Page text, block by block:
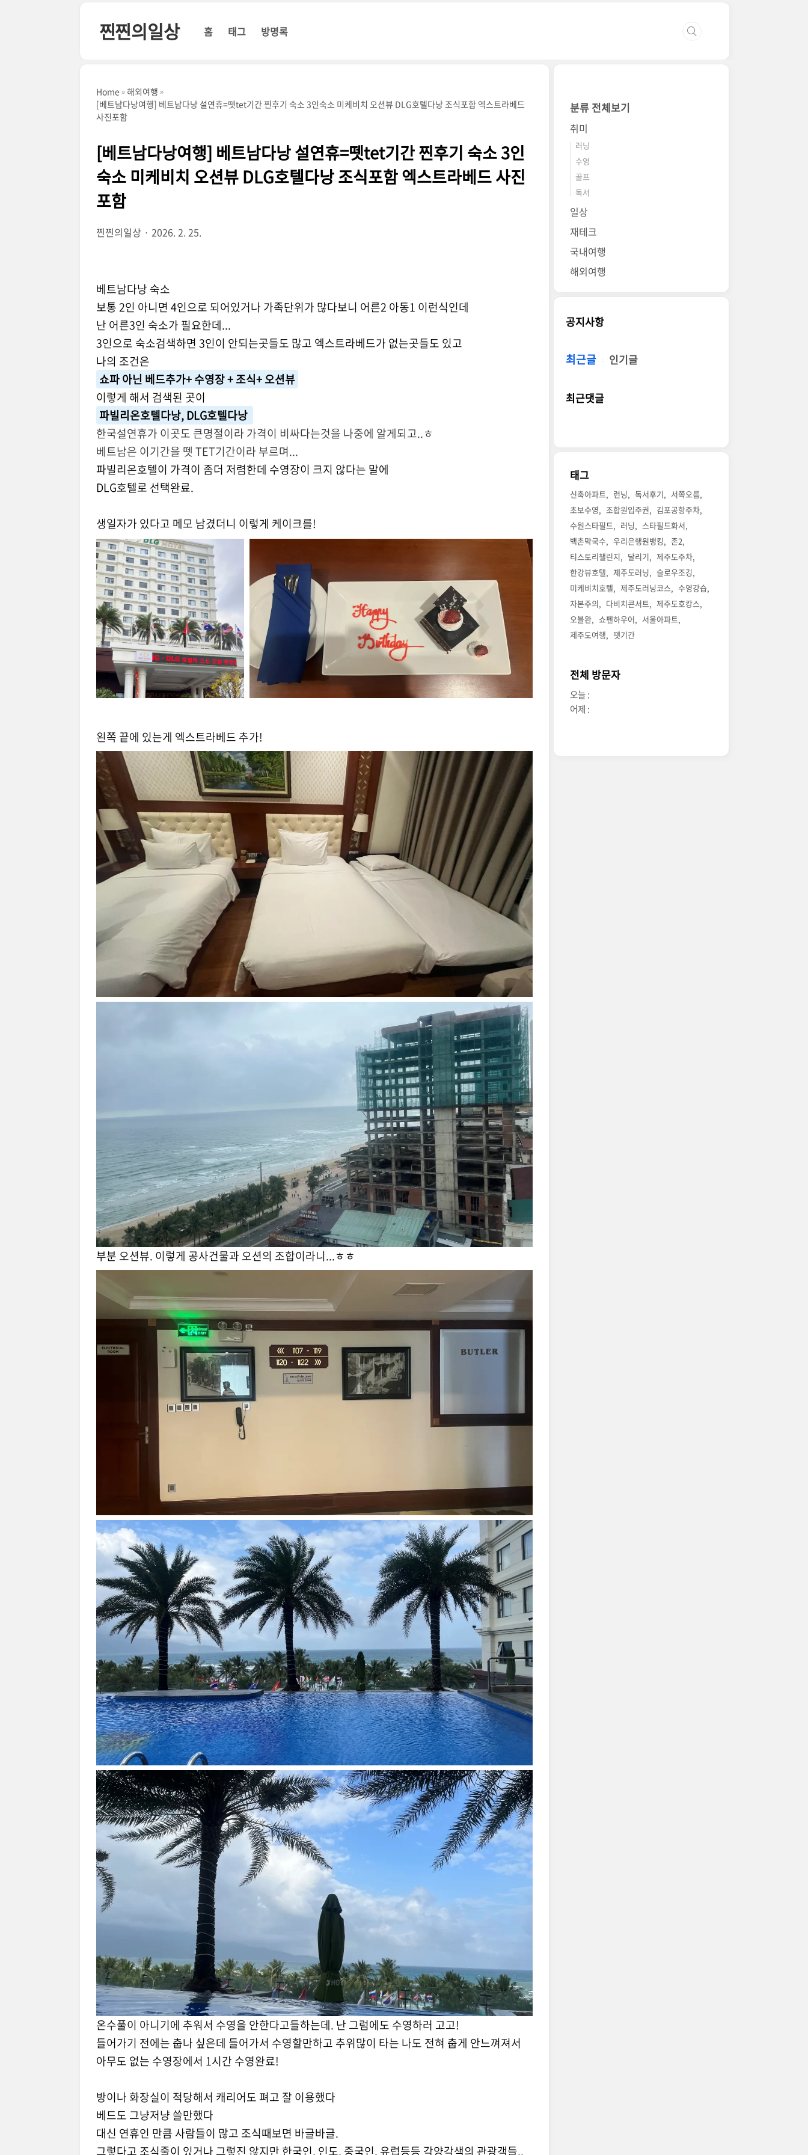
찐찐의일상 홈 태그 방명록
Home 해외여행
[베트남다낭여행] 베트남다낭 설연휴=뗏tet기간 찐후기 숙소 3인숙소 미케비치 오션뷰 DLG호텔다낭 조식포함 엑스트라베드
사진포함
[베트남다낭여행] 베트남다낭 설연휴=뗏tet기간 찐후기 숙소 3인
숙소 미케비치 오션뷰 DLG호텔다낭 조식포함 엑스트라베드 사진
포함
찐찐의일상 2026. 2. 25.
베트남다낭 숙소
보통 2인 아니면 4인으로 되어있거나 가족단위가 많다보니 어른2 아동1 이런식인데
난 어른3인 숙소가 필요한데...
3인으로 숙소검색하면 3인이 안되는곳들도 많고 엑스트라베드가 없는곳들도 있고
나의 조건은
쇼파 아닌 베드추가+ 수영장 + 조식+ 오션뷰
이렇게 해서 검색된 곳이
파빌리온호텔다낭, DLG호텔다낭
한국설연휴가 이곳도 큰명절이라 가격이 비싸다는것을 나중에 알게되고..ㅎ
베트남은 이기간을 뗏 TET기간이라 부르며...
파빌리온호텔이 가격이 좀더 저렴한데 수영장이 크지 않다는 말에
DLG호텔로 선택완료.
생일자가 있다고 메모 남겼더니 이렇게 케이크를!
왼쪽 끝에 있는게 엑스트라베드 추가!
부분 오션뷰. 이렇게 공사건물과 오션의 조합이라니...ㅎㅎ
온수풀이 아니기에 추워서 수영을 안한다고들하는데. 난 그럼에도 수영하러 고고!
들어가기 전에는 춥나 싶은데 들어가서 수영할만하고 추위많이 타는 나도 전혀 춥게 안느껴져서
아무도 없는 수영장에서 1시간 수영완료!
방이나 화장실이 적당해서 캐리어도 펴고 잘 이용했다
베드도 그냥저냥 쓸만했다
대신 연휴인 만큼 사람들이 많고 조식때보면 바글바글.
그렇다고 조식줄이 있거나 그렇진 않지만 한국인, 인도, 중국인, 유럽등등 각양각색의 관광객들..
분류 전체보기
취미
러닝
수영
골프
독서
일상
재테크
국내여행
해외여행
공지사항
최근글 인기글
최근댓글
태그
신축아파트 런닝 독서후기
서쪽오름
초보수영
조합원입주권
김포공항주차
수원스타필드
러닝
스타필드화서
백촌막국수
우리은행원뱅킹
존2
티스토리챌린지
달리기
제주도주차
한강뷰호텔
제주도러닝
슬로우조깅
미케비치호텔
제주도러닝코스
수영강습
자본주의
다비치콘서트
제주도호캉스
오블완
쇼펜하우어
서울아파트
제주도여행
뗏기간
전체 방문자
오늘 :
어제 :